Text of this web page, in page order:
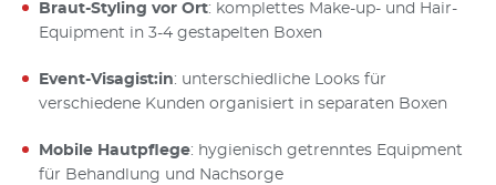
Braut-Styling vor Ort: komplettes Make-up- und Hair-
Equipment in 3-4 gestapelten Boxen
Event-Visagist:in: unterschiedliche Looks für
verschiedene Kunden organisiert in separaten Boxen
Mobile Hautpflege: hygienisch getrenntes Equipment
für Behandlung und Nachsorge